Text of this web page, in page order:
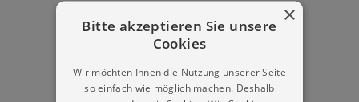
×
Bitte akzeptieren Sie unsere
Cookies
Wir möchten Ihnen die Nutzung unserer Seite
so einfach wie möglich machen. Deshalb